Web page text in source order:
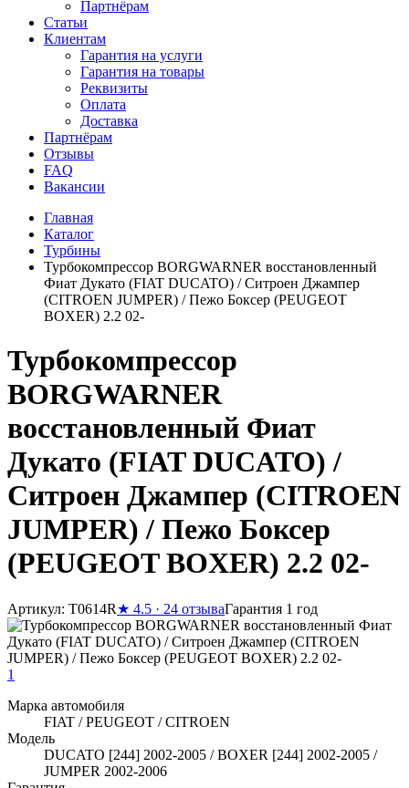
Партнёрам
Статьи
Клиентам
Гарантия на услуги
Гарантия на товары
Реквизиты
Оплата
Доставка
Партнёрам
Отзывы
FAQ
Вакансии
Главная
Каталог
Турбины
Турбокомпрессор BORGWARNER восстановленный
Фиат Дукато (FIAT DUCATO) / Ситроен Джампер
(CITROEN JUMPER) / Пежо Боксер (PEUGEOT
BOXER) 2.2 02-
Турбокомпрессор
BORGWARNER
восстановленный Фиат
Дукато (FIAT DUCATO) /
Ситроен Джампер (CITROEN
JUMPER) / Пежо Боксер
(PEUGEOT BOXER) 2.2 02-
Артикул: T0614R★ 4.5 · 24 отзываГарантия 1 год
1
Марка автомобиля
FIAT / PEUGEOT / CITROEN
Модель
DUCATO [244] 2002-2005 / BOXER [244] 2002-2005 /
JUMPER 2002-2006